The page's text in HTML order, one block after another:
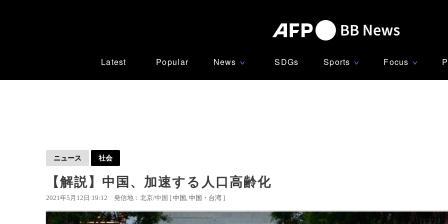
Latest Popular News ∨ SDGs Sports ∨ Focus ∨
ニュース 社会
【解説】中国、加速する人口高齢化
2021年5月12日 19:12 発信地：北京/中国 [ 中国 中国・台湾 ]